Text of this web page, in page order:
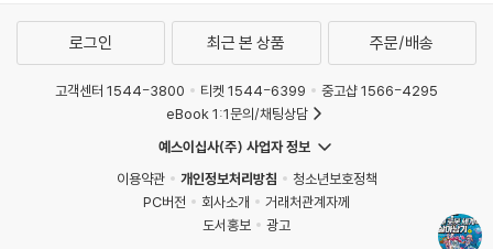
로그인 최근 본 상품 주문/배송
고객센터 1544-3800 티켓 1544-6399
중고샵 1566-4295
eBook 1:1문의/채팅상담
예스이십사(주) 사업자 정보
이용약관
개인정보처리방침
청소년보호정책
PC버전
회사소개
거래처관계자께
도서홍보
광고